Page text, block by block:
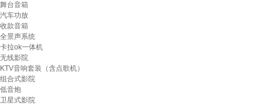
舞台音箱
汽车功放
收款音箱
全景声系统
卡拉ok一体机
无线影院
KTV音响套装（含点歌机）
组合式影院
低音炮
卫星式影院